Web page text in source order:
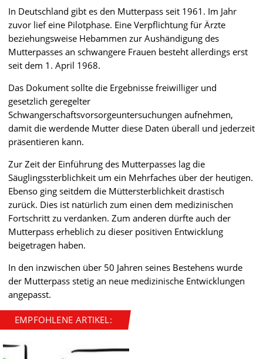
In Deutschland gibt es den Mutterpass seit 1961. Im Jahr
zuvor lief eine Pilotphase. Eine Verpflichtung für Ärzte
beziehungsweise Hebammen zur Aushändigung des
Mutterpasses an schwangere Frauen besteht allerdings erst
seit dem 1. April 1968.
Das Dokument sollte die Ergebnisse freiwilliger und
gesetzlich geregelter
Schwangerschaftsvorsorgeuntersuchungen aufnehmen,
damit die werdende Mutter diese Daten überall und jederzeit
präsentieren kann.
Zur Zeit der Einführung des Mutterpasses lag die
Säuglingssterblichkeit um ein Mehrfaches über der heutigen.
Ebenso ging seitdem die Müttersterblichkeit drastisch
zurück. Dies ist natürlich zum einen dem medizinischen
Fortschritt zu verdanken. Zum anderen dürfte auch der
Mutterpass erheblich zu dieser positiven Entwicklung
beigetragen haben.
In den inzwischen über 50 Jahren seines Bestehens wurde
der Mutterpass stetig an neue medizinische Entwicklungen
angepasst.
EMPFOHLENE ARTIKEL: